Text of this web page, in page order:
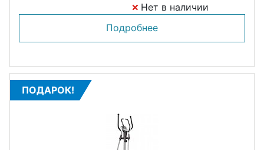
Нет в наличии
Подробнее
ПОДАРОК!